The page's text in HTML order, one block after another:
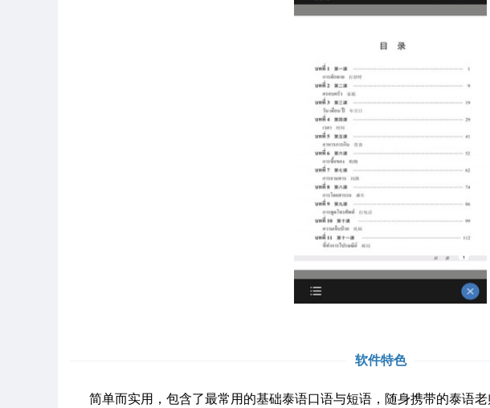
软件特色
简单而实用，包含了最常用的基础泰语口语与短语，随身携带的泰语